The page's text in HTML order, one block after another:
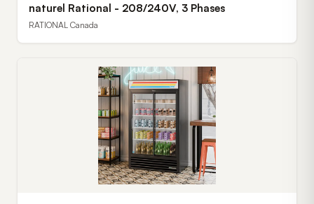
naturel Rational - 208/240V, 3 Phases
RATIONAL Canada